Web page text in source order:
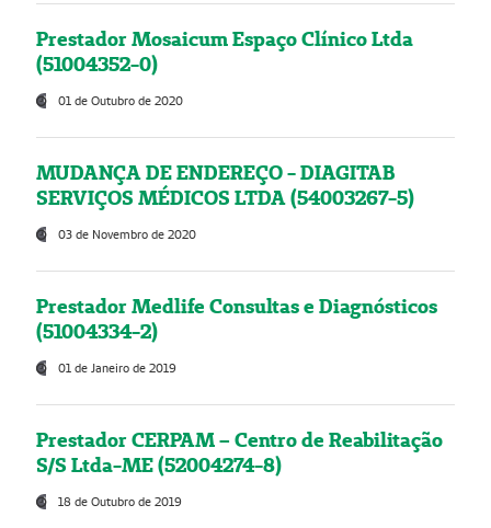
Prestador Mosaicum Espaço Clínico Ltda
(51004352-0)
01 de Outubro de 2020
MUDANÇA DE ENDEREÇO - DIAGITAB
SERVIÇOS MÉDICOS LTDA (54003267-5)
03 de Novembro de 2020
Prestador Medlife Consultas e Diagnósticos
(51004334-2)
01 de Janeiro de 2019
Prestador CERPAM – Centro de Reabilitação
S/S Ltda-ME (52004274-8)
18 de Outubro de 2019